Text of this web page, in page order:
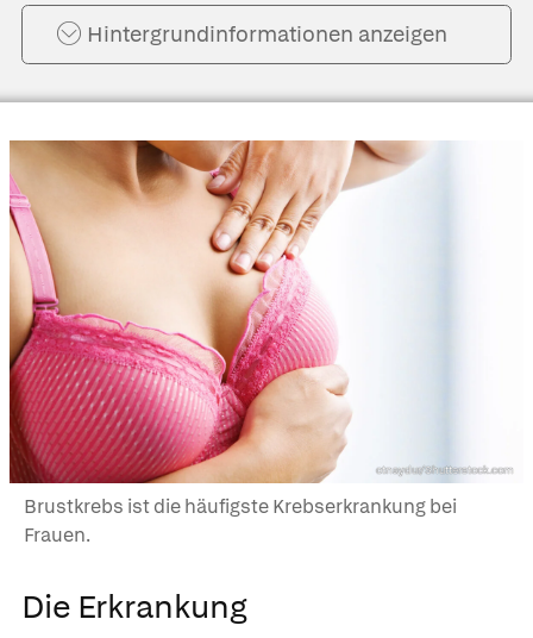
Hintergrund­informationen anzeigen
otnaydur/Shutterstock.com
Brustkrebs ist die häufigste Krebserkrankung bei
Frauen.
Die Erkrankung